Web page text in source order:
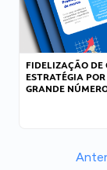
FIDELIZAÇÃO DE
ESTRATÉGIA
GRANDE